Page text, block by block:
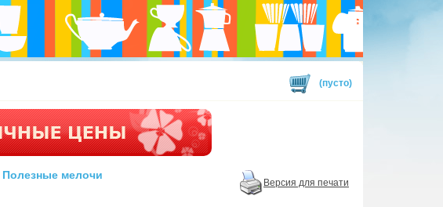
(пусто)
Полезные мелочи
Версия для печати